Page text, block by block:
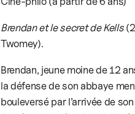
Brendan et le secret de Kells
Twomey).
Brendan, jeune moine de 12
la défense de son abbaye
bouleversé par l’arrivée de